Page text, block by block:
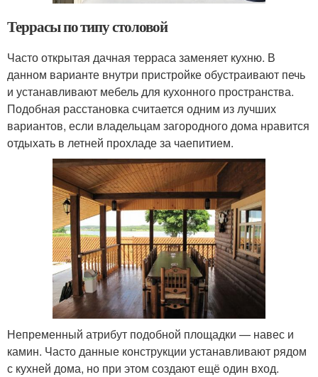
Террасы по типу столовой
Часто открытая дачная терраса заменяет кухню. В
данном варианте внутри пристройке обустраивают печь
и устанавливают мебель для кухонного пространства.
Подобная расстановка считается одним из лучших
вариантов, если владельцам загородного дома нравится
отдыхать в летней прохладе за чаепитием.
Непременный атрибут подобной площадки — навес и
камин. Часто данные конструкции устанавливают рядом
с кухней дома, но при этом создают ещё один вход.